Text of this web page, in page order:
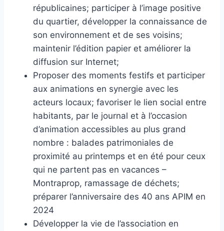
républicaines; participer à l’image positive
du quartier, développer la connaissance de
son environnement et de ses voisins;
maintenir l’édition papier et améliorer la
diffusion sur Internet;
Proposer des moments festifs et participer
aux animations en synergie avec les
acteurs locaux; favoriser le lien social entre
habitants, par le journal et à l’occasion
d’animation accessibles au plus grand
nombre : balades patrimoniales de
proximité au printemps et en été pour ceux
qui ne partent pas en vacances –
Montraprop, ramassage de déchets;
préparer l’anniversaire des 40 ans APIM en
2024
Développer la vie de l’association en